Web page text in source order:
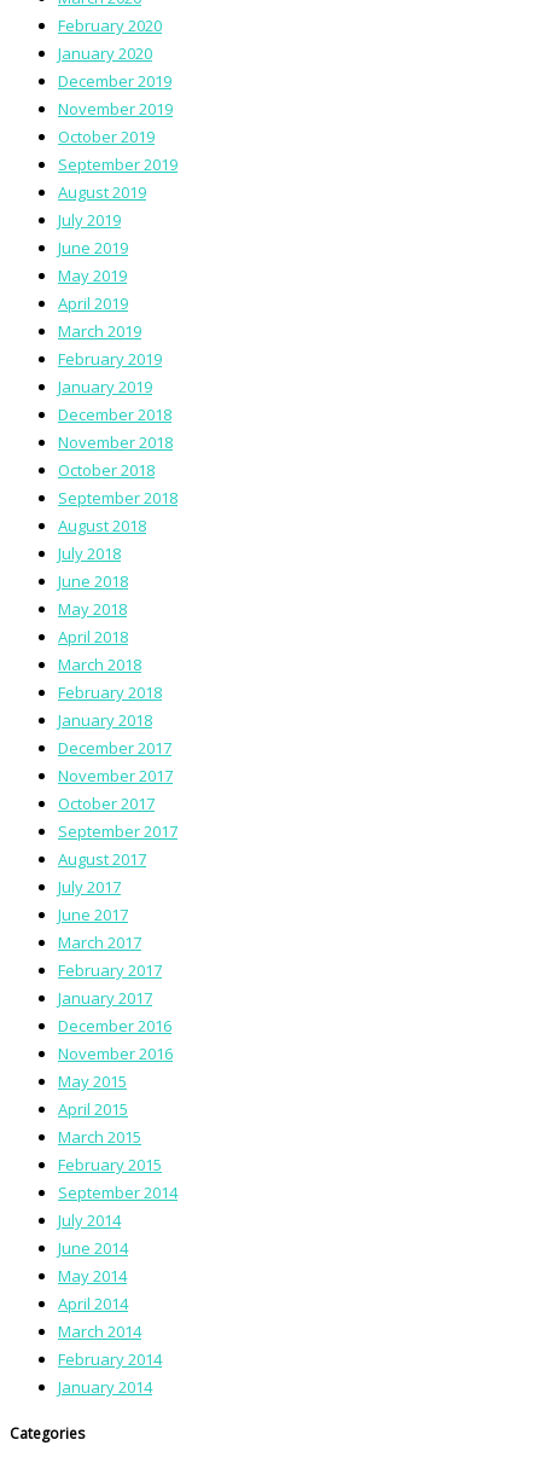
February 2020
January 2020
December 2019
November 2019
October 2019
September 2019
August 2019
July 2019
June 2019
May 2019
April 2019
March 2019
February 2019
January 2019
December 2018
November 2018
October 2018
September 2018
August 2018
July 2018
June 2018
May 2018
April 2018
March 2018
February 2018
January 2018
December 2017
November 2017
October 2017
September 2017
August 2017
July 2017
June 2017
March 2017
February 2017
January 2017
December 2016
November 2016
May 2015
April 2015
March 2015
February 2015
September 2014
July 2014
June 2014
May 2014
April 2014
March 2014
February 2014
January 2014
Categories